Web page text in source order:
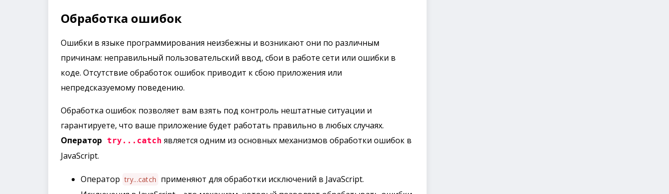
Обработка ошибок
Ошибки в языке программирования неизбежны и возникают они по различным
причинам: неправильный пользовательский ввод, сбои в работе сети или ошибки в
коде. Отсутствие обработок ошибок приводит к сбою приложения или
непредсказуемому поведению.
Обработка ошибок позволяет вам взять под контроль нештатные ситуации и
гарантируете, что ваше приложение будет работать правильно в любых случаях.
Оператор try...catch является одним из основных механизмов обработки ошибок в
JavaScript.
Оператор try...catch применяют для обработки исключений в JavaScript.